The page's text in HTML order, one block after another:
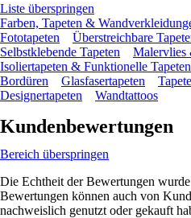
Liste überspringen
Farben, Tapeten &
Fototapeten
Überstreichbare
Selbstklebende Tapeten
Malervlies
Isoliertapeten & Funktionelle Tapeten
Bordüren
Glasfasertapeten
Designertapeten
Wandtattoos
Kundenbewertungen
Bereich überspringen
Die Echtheit der Bewertungen
Bewertungen können auch von
nachweislich genutzt oder gekauft